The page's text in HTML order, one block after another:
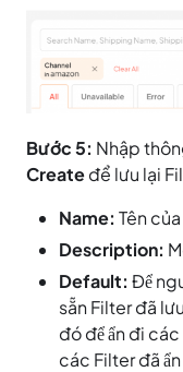
Bước 5: Nhập
Createđể lưu lại
Name: Tên
Description:
Default: Để
sẵn Filter đã
đó để ẩn đi
các Filter đã